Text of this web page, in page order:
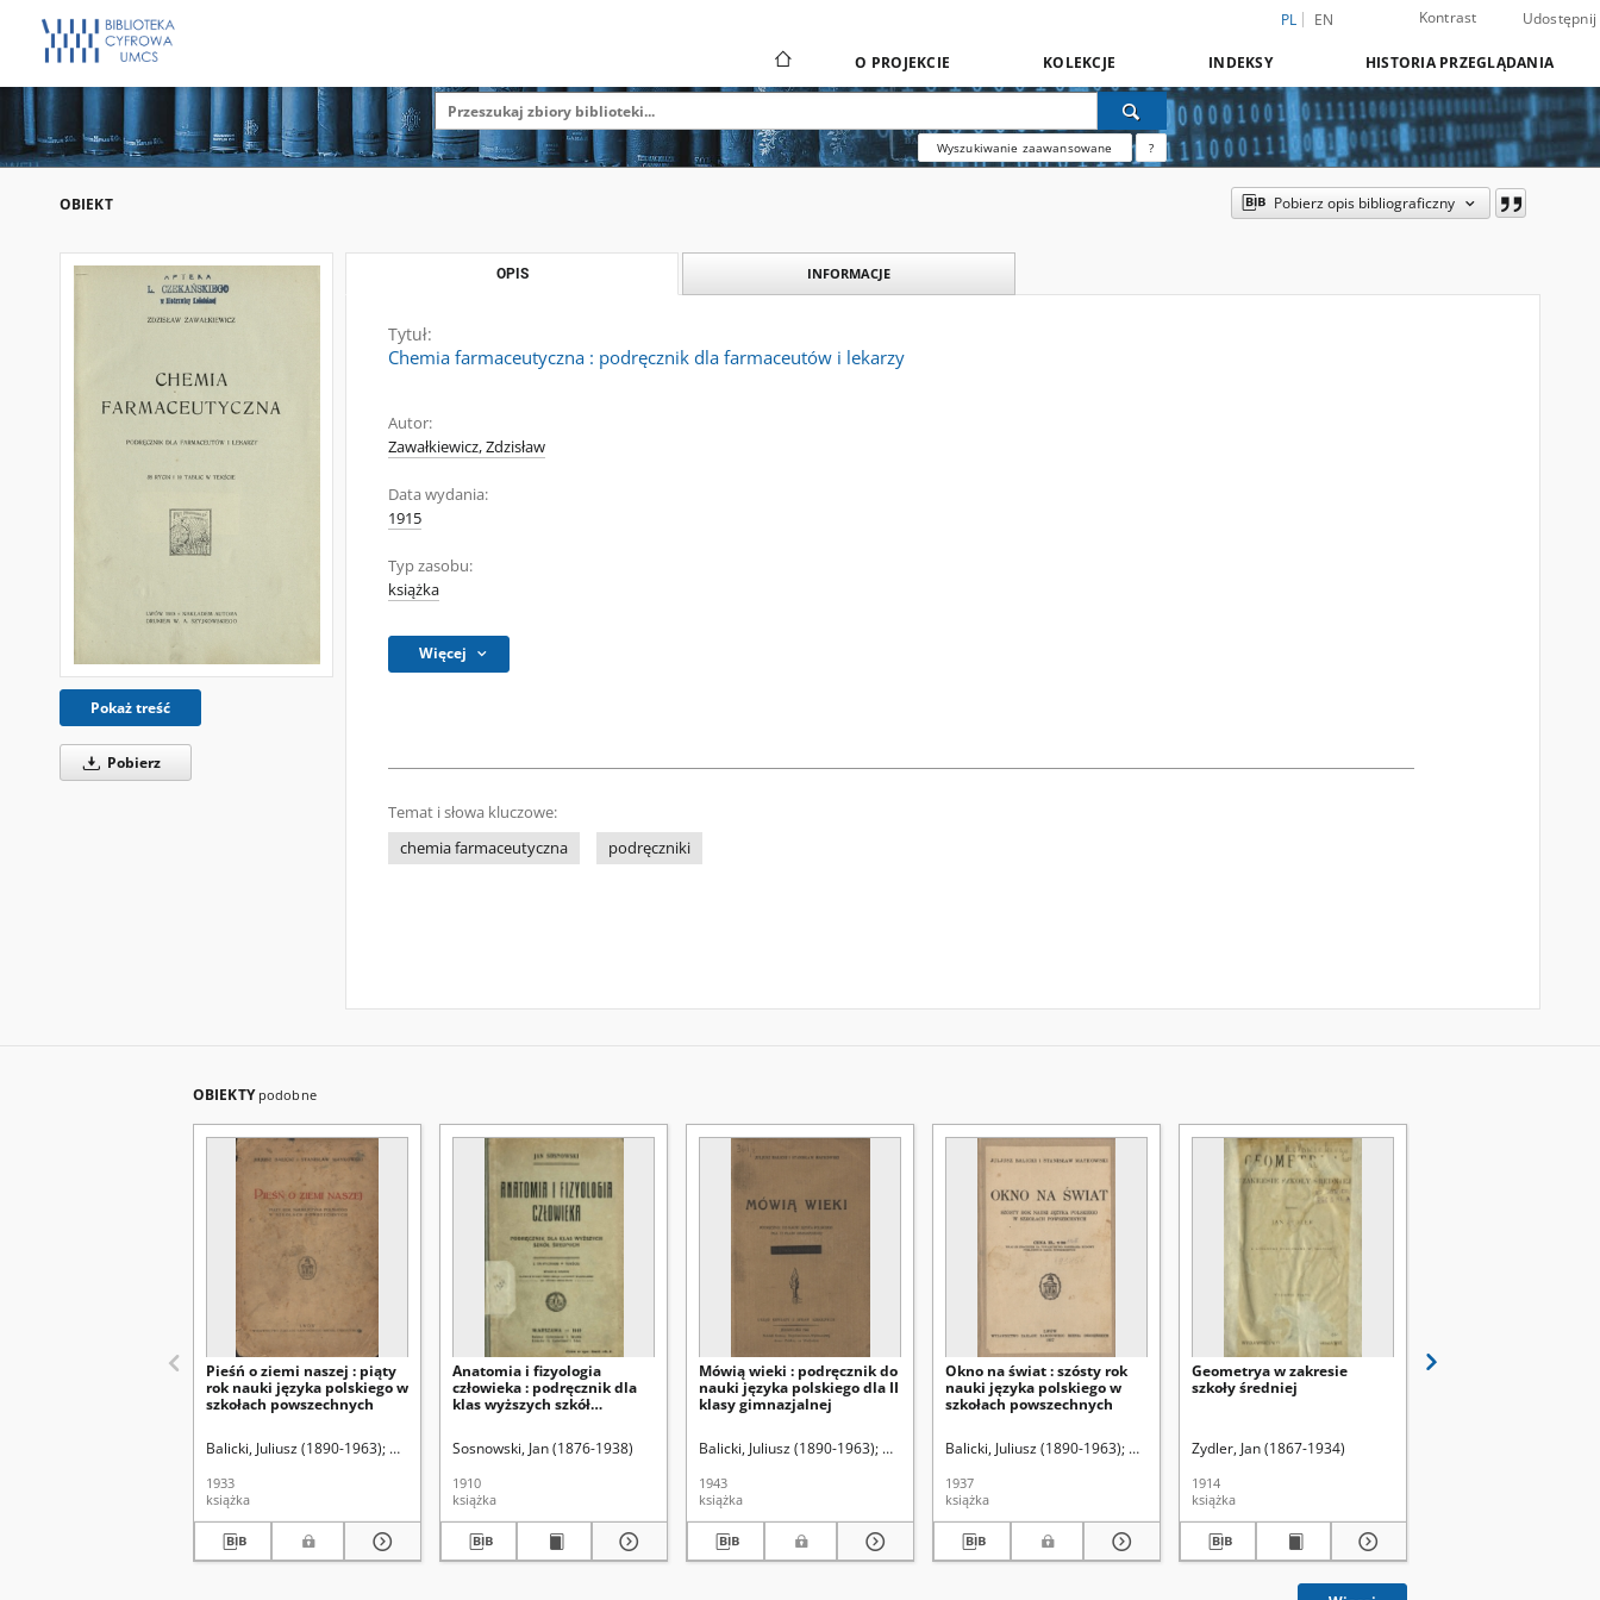
PL EN Kontrast Udostępnij
O PROJEKCIE KOLEKCJE INDEKSY HISTORIA PRZEGLĄDANIA
Wyszukiwanie zaawansowane ?
OBIEKT Pobierz opis bibliograficzny
Pokaż treść
Pobierz
OPIS INFORMACJE
Tytuł:
Chemia farmaceutyczna : podręcznik dla farmaceutów i lekarzy
Autor:
Zawałkiewicz, Zdzisław
Data wydania:
1915
Typ zasobu:
książka
Więcej
Temat i słowa kluczowe:
chemia farmaceutyczna
podręczniki
OBIEKTY podobne
Pieśń o ziemi naszej : piąty
rok nauki języka polskiego w
szkołach powszechnych
Balicki, Juliusz (1890-1963) Maykowski, Stanisław (1880-1961)
1933
książka
Anatomia i fizyologia
człowieka : podręcznik dla
klas wyższych szkół
Sosnowski, Jan (1876-1938)
1910
książka
Mówią wieki : podręcznik do
nauki języka polskiego dla II
klasy gimnazjalnej
Balicki, Juliusz (1890-1963) Maykowski, Stanisław (1880-1961)
1943
książka
Okno na świat : szósty rok
nauki języka polskiego w
szkołach powszechnych
Balicki, Juliusz (1890-1963) Maykowski, Stanisław (1880-1961)
1937
książka
Geometrya w zakresie
szkoły średniej
Zydler, Jan (1867-1934)
1914
książka